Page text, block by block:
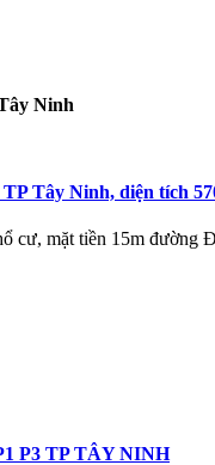
Ninh
Tây Ninh, diện tích
cư, mặt tiền 15m
P3 TP TÂY NINH